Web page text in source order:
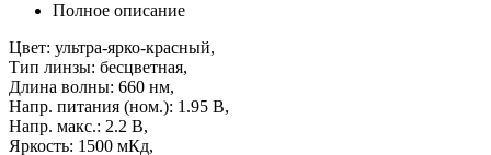
Полное описание
Цвет: ультра-ярко-красный,
Тип линзы: бесцветная,
Длина волны: 660 нм,
Напр. питания (ном.): 1.95 В,
Напр. макс.: 2.2 В,
Яркость: 1500 мКд,